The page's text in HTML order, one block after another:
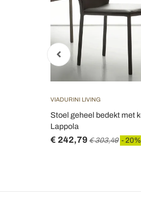
VIADURINI LIVING
Stoel geheel bedekt met
Lappola
€ 242,79 € 303,49 - 20%